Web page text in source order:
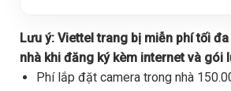
Lưu ý: Viettel trang bị miễn phí tối
nhà khi đăng ký kèm internet và gói
Phí lắp đặt camera trong nhà